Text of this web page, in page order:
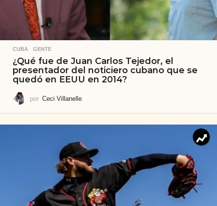
CUBA ,GENTE
¿Qué fue de Juan Carlos Tejedor, el
presentador del noticiero cubano que se
quedó en EEUU en 2014?
por Ceci Villanelle